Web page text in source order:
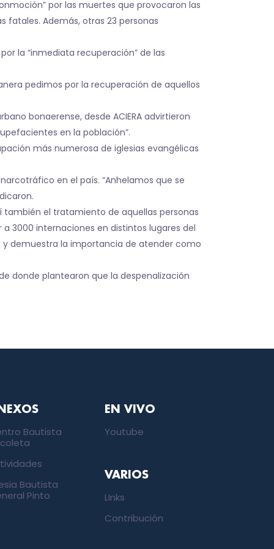
por las muertes que provocaron las
fatales. Además, otras 23 personas
la “inmediata recuperación” de las
pedimos por la recuperación de aquellos
bonaerense, desde ACIERA advirtieron
en la población”.
más numerosa de iglesias evangélicas
en el país. “Anhelamos que se
el tratamiento de aquellas personas
3000 internaciones en distintos lugares del
y demuestra la importancia de atender como
donde plantearon que la despenalización
Bautista
Bautista
Pinto
EN VIVO
Youtube
VARIOS
LInks
Contribución